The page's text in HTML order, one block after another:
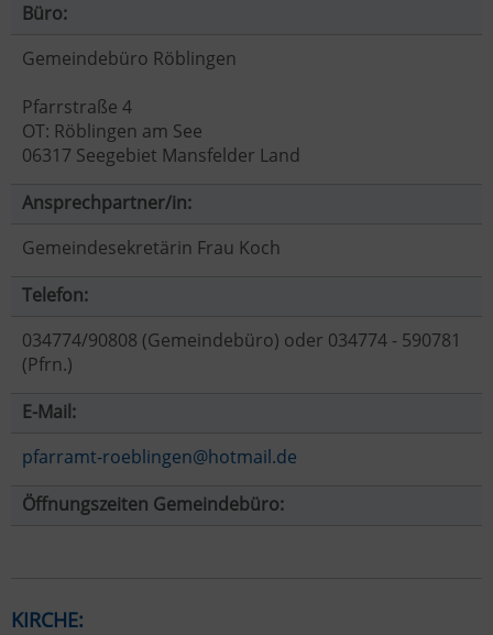
Büro:
Gemeindebüro Röblingen
Pfarrstraße 4
OT: Röblingen am See
06317 Seegebiet Mansfelder Land
Ansprechpartner/in:
Gemeindesekretärin Frau Koch
Telefon:
034774/90808 (Gemeindebüro) oder 034774 - 590781
(Pfrn.)
E-Mail:
pfarramt-roeblingen@hotmail.de
Öffnungszeiten Gemeindebüro:
KIRCHE: